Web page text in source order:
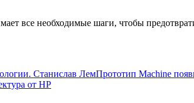
все необходимые шаги, чтобы
Станислав ЛемПрототип Machine
от HP